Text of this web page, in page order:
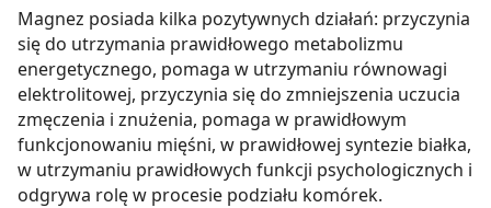
Magnez posiada kilka pozytywnych działań: przyczynia
się do utrzymania prawidłowego metabolizmu
energetycznego, pomaga w utrzymaniu równowagi
elektrolitowej, przyczynia się do zmniejszenia uczucia
zmęczenia i znużenia, pomaga w prawidłowym
funkcjonowaniu mięśni, w prawidłowej syntezie białka,
w utrzymaniu prawidłowych funkcji psychologicznych i
odgrywa rolę w procesie podziału komórek.